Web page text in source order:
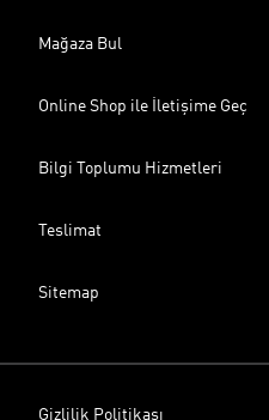
Mağaza Bul
Online Shop ile İletişime Geç
Bilgi Toplumu Hizmetleri
Teslimat
Sitemap
Gizlilik Politikası